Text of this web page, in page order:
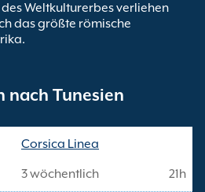
Weltkulturerbes verliehen
das größte römische
nach Tunesien
Corsica Linea
3 wöchentlich 21h